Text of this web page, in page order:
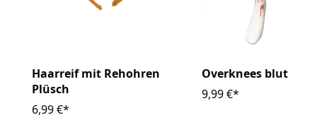
Haarreif mit Rehohren
Plüsch
6,99 €*
Overknees blutig
9,99 €*